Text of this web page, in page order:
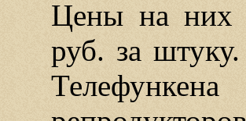
Цены на них
руб. за